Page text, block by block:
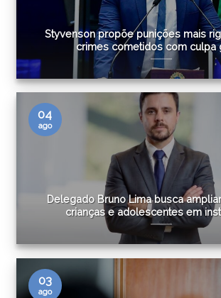
Styvenson propõe punições mais
crimes cometidos com culpa
Delegado Bruno Lima busca
crianças e adolescentes em
04
ago
03
ago